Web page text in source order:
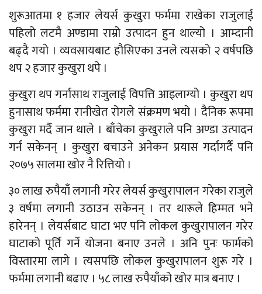
शुरूआतमा १ हजार लेयर्स कुखुरा फर्ममा राखेका राजुलाई
पहिलो लटमै अण्डामा राम्रो उत्पादन हुन थाल्यो । आम्दानी
बढ्दै गयो । व्यवसायबाट हौसिएका उनले त्यसको २ वर्षपछि
थप २ हजार कुखुरा थपे ।
कुखुरा थप गर्नासाथ राजुलाई विपत्ति आइलाग्यो । कुखुरा थप
हुनासाथ फर्ममा रानीखेत रोगले संक्रमण भयो । दैनिक रूपमा
कुखुरा मर्दै जान थाले । बाँचेका कुखुराले पनि अण्डा उत्पादन
गर्न सकेनन् । कुखुरा बचाउने अनेकन प्रयास गर्दागर्दै पनि
२०७५ सालमा खोर नै रित्तियो ।
३० लाख रुपैयाँ लगानी गरेर लेयर्स कुखुरापालन गरेका राजुले
३ वर्षमा लगानी उठाउन सकेनन् । तर थारूले हिम्मत भने
हारेनन् । लेयर्सबाट घाटा भए पनि लोकल कुखुरापालन गरेर
घाटाको पूर्ति गर्ने योजना बनाए उनले । अनि पुनः फार्मको
विस्तारमा लागे । त्यसपछि लोकल कुखुरापालन शुरू गरे ।
फर्ममा लगानी बढाए । ५८ लाख रुपैयाँको खोर मात्र बनाए ।